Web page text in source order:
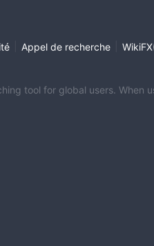
Appel de recherche
tool for global users. When